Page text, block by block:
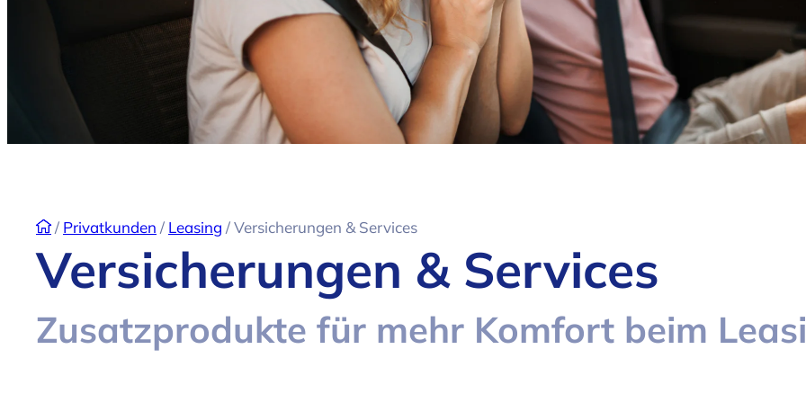
/ Privatkunden / Leasing /Versicherungen & Services
Versicherungen & Services
Zusatzprodukte für mehr Komfort beim